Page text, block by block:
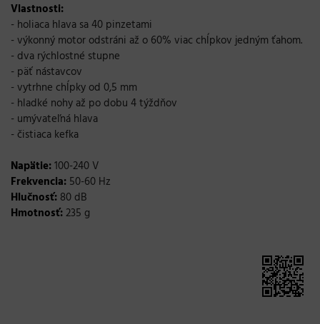
Vlastnosti:
- holiaca hlava sa 40 pinzetami
- výkonný motor odstráni až o 60% viac chĺpkov jedným ťahom.
- dva rýchlostné stupne
- päť nástavcov
- vytrhne chĺpky od 0,5 mm
- hladké nohy až po dobu 4 týždňov
- umývateľná hlava
- čistiaca kefka
Napätie:100-240 V
Frekvencia: 50-60 Hz
Hlučnosť: 80 dB
Hmotnosť:235 g